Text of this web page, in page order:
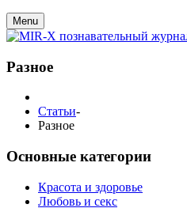
Menu
Разное
Статьи-
Разное
Основные категории
Красота и здоровье
Любовь и секс